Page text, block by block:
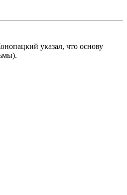
указал, что основу